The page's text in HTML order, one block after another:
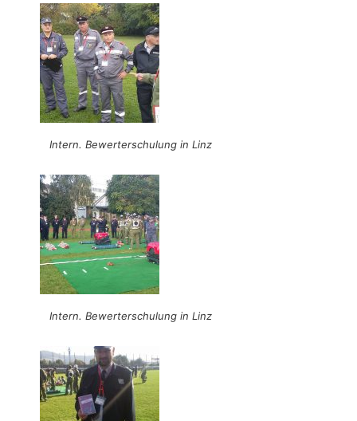
Intern. Bewerterschulung in Linz
Intern. Bewerterschulung in Linz